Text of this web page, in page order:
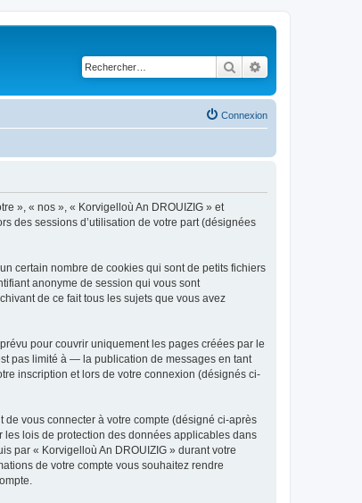
Rechercher
Connexion
», « nos », « Korvigelloù An DROUIZIG » et
des sessions d’utilisation de votre part (désignées
certain nombre de cookies qui sont de petits fichiers
anonyme de session qui vous sont
de ce fait tous les sujets que vous avez
pour couvrir uniquement les pages créées par le
pas limité à — la publication de messages en tant
inscription et lors de votre connexion (désignés ci-
vous connecter à votre compte (désigné ci-après
les lois de protection des données applicables dans
par « Korvigelloù An DROUIZIG » durant votre
de votre compte vous souhaitez rendre